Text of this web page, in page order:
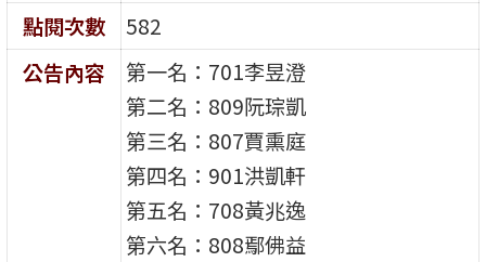
點閱次數
582
公告內容
第一名：701李昱澄
第二名：809阮琮凱
第三名：807賈熏庭
第四名：901洪凱軒
第五名：708黃兆逸
第六名：808鄢佛益